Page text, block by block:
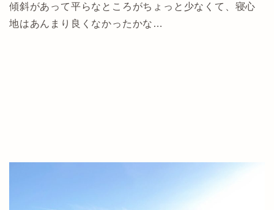
傾斜があって平らなところがちょっと少なくて、寝心
地はあんまり良くなかったかな…